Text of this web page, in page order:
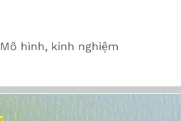
Mô hình, kinh nghiệm